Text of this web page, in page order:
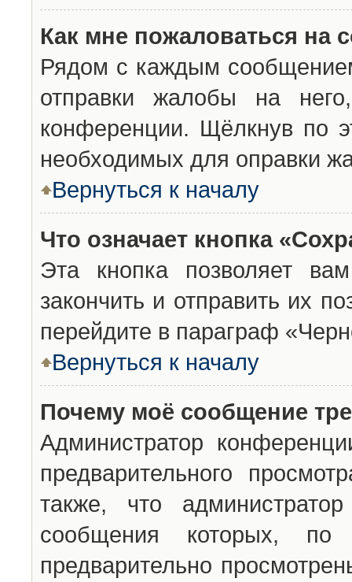
Как мне пожаловаться на
Рядом с каждым
отправки жалобы на
конференции. Щёлкнув по
необходимых для оправки
Вернуться к началу
Что означает кнопка
Эта кнопка позволяет
закончить и отправить их
перейдите в параграф
Вернуться к началу
Почему моё сообщение
Администратор
предварительного
также, что
сообщения которых,
предварительно